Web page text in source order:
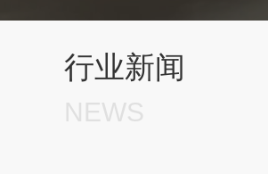
行业新闻
NEWS